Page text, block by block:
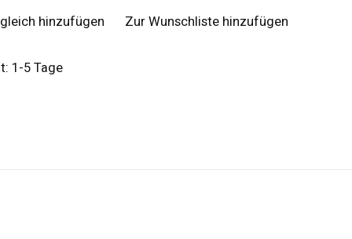
hinzufügen Zur Wunschliste hinzufügen
1-5 Tage